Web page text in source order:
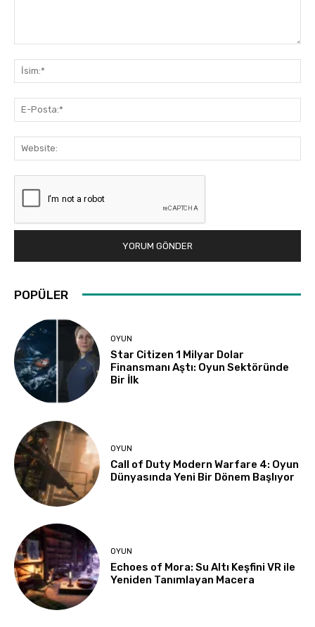
POPÜLER
OYUN
Star Citizen 1 Milyar Dolar
Finansmanı Aştı: Oyun Sektöründe
Bir İlk
OYUN
Call of Duty Modern Warfare 4: Oyun
Dünyasında Yeni Bir Dönem Başlıyor
OYUN
Echoes of Mora: Su Altı Keşfini VR ile
Yeniden Tanımlayan Macera